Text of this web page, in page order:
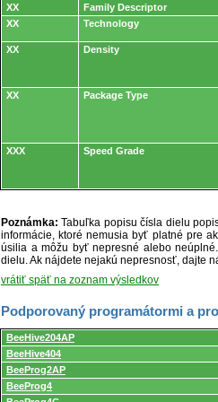
XX
Family Descriptor
XX
Technology
XX
Density
XX
Package Type
XXX
Speed Grade
Poznámka: Tabuľka popisu čísla dielu
informácie, ktoré nemusia byť platné pre
úsilia a môžu byť nepresné alebo
dielu. Ak nájdete nejakú nepresnosť, dajte
vrátiť späť na zoznam výsledkov
Podporovaný programátormi a
Podporovaný
programátormi
programovacími
adaptérmi/modulmi.
BeeHive204AP
BeeHive404
BeeProg2AP
BeeProg4